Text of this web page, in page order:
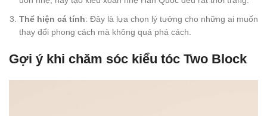
Thể hiện cá tính: Đây là lựa chọn lý tưởng cho những ai muốn
thay đổi phong cách mà không quá phá cách.
Gợi ý khi chăm sóc kiểu tóc Two Block